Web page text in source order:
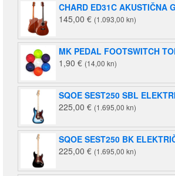
CHARD ED31C AKUSTIČNA
145,00 € (1.093,00 kn)
MK PEDAL FOOTSWITCH
1,90 € (14,00 kn)
SQOE SEST250 SBL
225,00 € (1.695,00 kn)
SQOE SEST250 BK
225,00 € (1.695,00 kn)